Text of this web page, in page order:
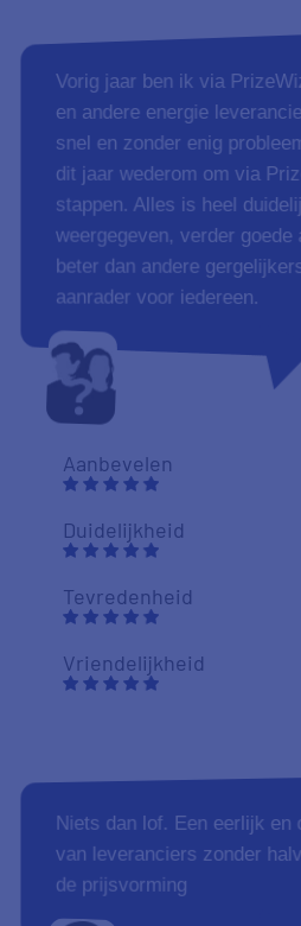
Vorig jaar ben ik via
en andere energie
snel en zonder enig
dit jaar wederom om via
stappen. Alles is heel
weergegeven, verder goede
beter dan andere
aanrader voor iedereen.
Aanbevelen
Duidelijkheid
Tevredenheid
Vriendelijkheid
Niets dan lof. Een eerlijk en
van leveranciers zonder
de prijsvorming